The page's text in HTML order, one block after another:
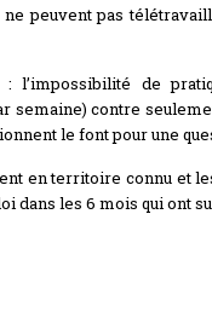
peuvent pas
l’impossibilité de
semaine) contre
le font pour une
en territoire connu et
dans les 6 mois qui ont